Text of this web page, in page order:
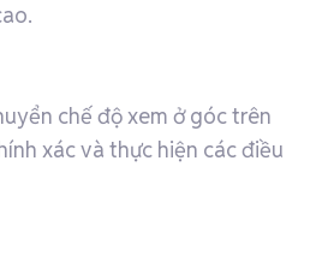
chế độ xem ở góc trên
xác và thực hiện các điều